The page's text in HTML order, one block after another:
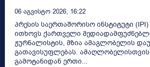
06 Აგვისტო 2026, 16:22
პრესის საერთაშორისო ინსტიტუტი
ითხოვს ქართველი
ჟურნალისტის, მზია ამაგლობელის
გათავისუფლებას. ამაღლობელისთვის
გამოტანიდან ერთი...